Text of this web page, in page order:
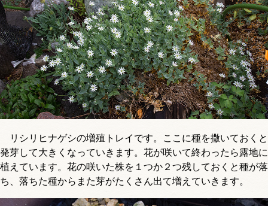
リシリヒナゲシの増殖トレイです。ここに種を撒いておくと
発芽して大きくなっていきます。花が咲いて終わったら露地に
植えています。花の咲いた株を１つか２つ残しておくと種が落
ち、落ちた種からまた芽がたくさん出て増えていきます。